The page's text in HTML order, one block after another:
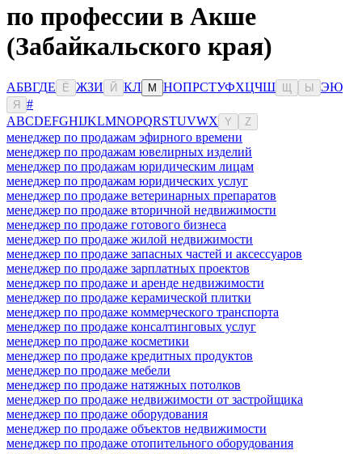
по профессии в Акше
(Забайкальского края)
АБВГДЕ Ё ЖЗИ Й КЛ М НОПРСТУФХЦЧШ Ы ЭЮ
Я
#
ABCDEFGHIJKLMNOPQRSTUVWX Y Z
менеджер по продажам эфирного времени
менеджер по продажам ювелирных изделий
менеджер по продажам юридическим лицам
менеджер по продажам юридических услуг
менеджер по продаже ветеринарных препаратов
менеджер по продаже вторичной недвижимости
менеджер по продаже готового бизнеса
менеджер по продаже жилой недвижимости
менеджер по продаже запасных частей и аксессуаров
менеджер по продаже зарплатных проектов
менеджер по продаже и аренде недвижимости
менеджер по продаже керамической плитки
менеджер по продаже коммерческого транспорта
менеджер по продаже консалтинговых услуг
менеджер по продаже косметики
менеджер по продаже кредитных продуктов
менеджер по продаже мебели
менеджер по продаже натяжных потолков
менеджер по продаже недвижимости от застройщика
менеджер по продаже оборудования
менеджер по продаже объектов недвижимости
менеджер по продаже отопительного оборудования